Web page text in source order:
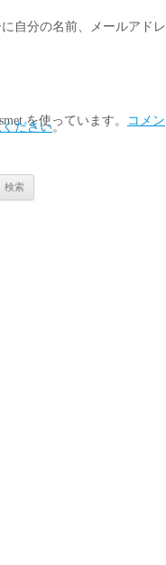
自分の名前、メールアドレ
を使っています。 コメン
ださい。